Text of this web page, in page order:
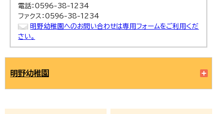
電話：0596-38-1234
ファクス：0596-38-1234
明野幼稚園へのお問い合わせは専用フォームをご利用くだ
さい。
明野幼稚園